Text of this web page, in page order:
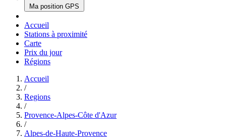
Ma position GPS
Accueil
Stations à proximité
Carte
Prix du jour
Régions
Accueil
/
Regions
/
Provence-Alpes-Côte d'Azur
/
Alpes-de-Haute-Provence